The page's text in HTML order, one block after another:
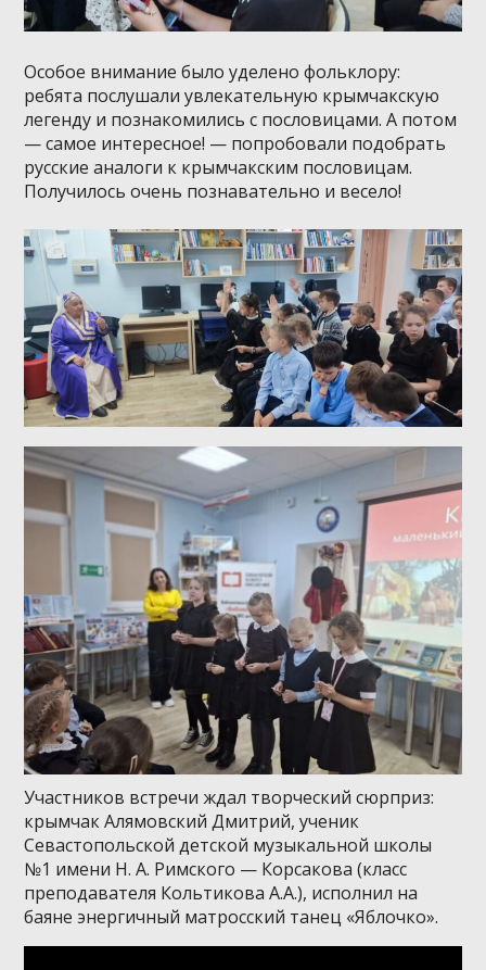
Особое внимание было уделено фольклору:
ребята послушали увлекательную крымчакскую
легенду и познакомились с пословицами. А потом
— самое интересное! — попробовали подобрать
русские аналоги к крымчакским пословицам.
Получилось очень познавательно и весело!
Участников встречи ждал творческий сюрприз:
крымчак Алямовский Дмитрий, ученик
Севастопольской детской музыкальной школы
№1 имени Н. А. Римского — Корсакова (класс
преподавателя Кольтикова А.А.), исполнил на
баяне энергичный матросский танец «Яблочко».